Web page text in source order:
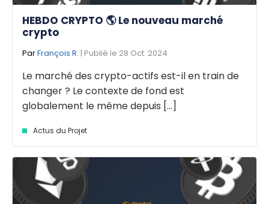
HEBDO CRYPTO 🌎 Le nouveau marché
crypto
ParFrançois R. | Publié le 28 Oct. 2024
Le marché des crypto-actifs est-il en train de
changer ? Le contexte de fond est
globalement le même depuis [...]
Actus du Projet